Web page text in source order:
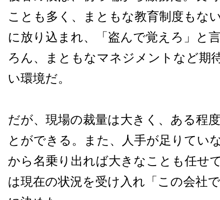
ことも多く、まともな教育制度もな
に放り込まれ、「盗んで覚えろ」と
ろん、まともなマネジメントなど期
い環境だ。
だが、現場の裁量は大きく、ある程
とができる。また、人手が足りてい
から名乗り出れば大きなことも任せ
は現在の状況を受け入れ「この会社